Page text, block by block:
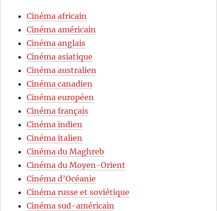
Cinéma africain
Cinéma américain
Cinéma anglais
Cinéma asiatique
Cinéma australien
Cinéma canadien
Cinéma européen
Cinéma français
Cinéma indien
Cinéma italien
Cinéma du Maghreb
Cinéma du Moyen-Orient
Cinéma d’Océanie
Cinéma russe et soviétique
Cinéma sud-américain